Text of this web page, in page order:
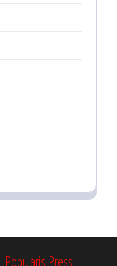
Popularis Press